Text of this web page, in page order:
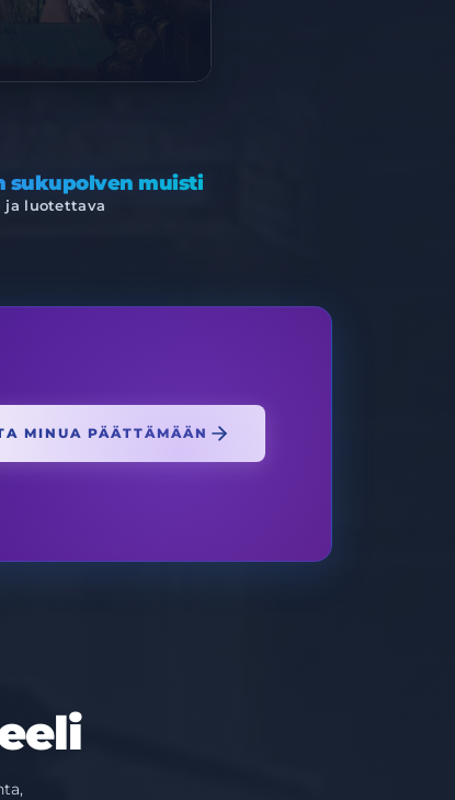
sukupolven muisti
ja luotettava
MINUA PÄÄTTÄMÄÄN